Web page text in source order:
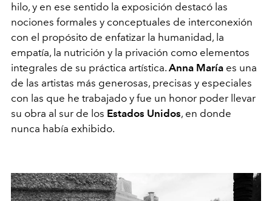
hilo, y en ese sentido la exposición destacó las
nociones formales y conceptuales de interconexión
con el propósito de enfatizar la humanidad, la
empatía, la nutrición y la privación como elementos
integrales de su práctica artística. Anna María es una
de las artistas más generosas, precisas y especiales
con las que he trabajado y fue un honor poder llevar
su obra al sur de los Estados Unidos, en donde
nunca había exhibido.